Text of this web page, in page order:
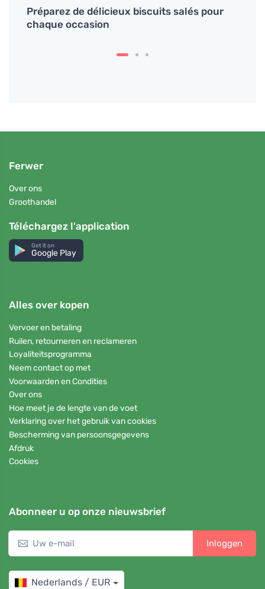
Préparez de délicieux biscuits salés pour
chaque occasion
Ferwer
Over ons
Groothandel
Téléchargez l'application
Get it on
Google Play
Alles over kopen
Vervoer en betaling
Ruilen, retourneren en reclameren
Loyaliteitsprogramma
Neem contact op met
Voorwaarden en Condities
Over ons
Hoe meet je de lengte van de voet
Verklaring over het gebruik van cookies
Bescherming van persoonsgegevens
Afdruk
Cookies
Abonneer u op onze nieuwsbrief
Inloggen
Nederlands / EUR